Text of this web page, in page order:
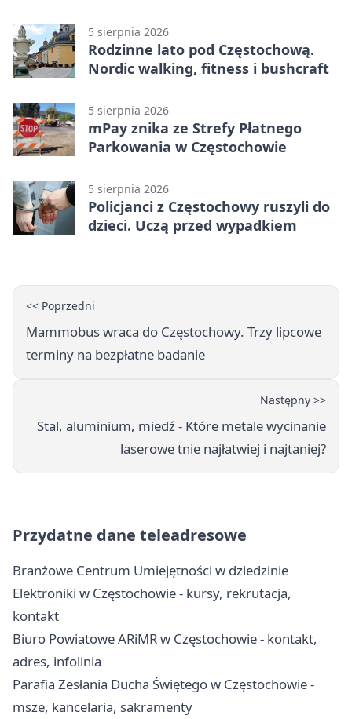
5 sierpnia 2026
Rodzinne lato pod Częstochową.
Nordic walking, fitness i bushcraft
5 sierpnia 2026
mPay znika ze Strefy Płatnego
Parkowania w Częstochowie
5 sierpnia 2026
Policjanci z Częstochowy ruszyli do
dzieci. Uczą przed wypadkiem
<< Poprzedni
Mammobus wraca do Częstochowy. Trzy lipcowe
terminy na bezpłatne badanie
Następny >>
Stal, aluminium, miedź - Które metale wycinanie
laserowe tnie najłatwiej i najtaniej?
Przydatne dane teleadresowe
Branżowe Centrum Umiejętności w dziedzinie
Elektroniki w Częstochowie - kursy, rekrutacja,
kontakt
Biuro Powiatowe ARiMR w Częstochowie - kontakt,
adres, infolinia
Parafia Zesłania Ducha Świętego w Częstochowie -
msze, kancelaria, sakramenty